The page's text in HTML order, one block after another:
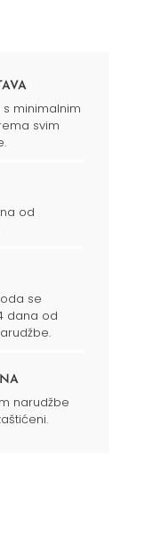
s minimalnim
svim
od
se
dana od
narudžbe